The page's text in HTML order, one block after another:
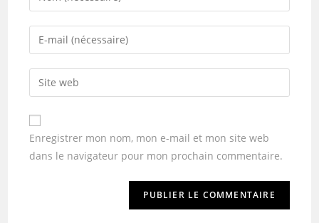
Enregistrer mon nom, mon e-mail et mon site web
dans le navigateur pour mon prochain commentaire.